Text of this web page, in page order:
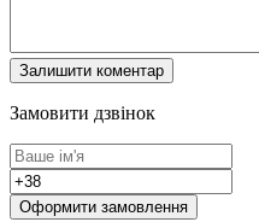
Замовити дзвінок
Оформити замовлення